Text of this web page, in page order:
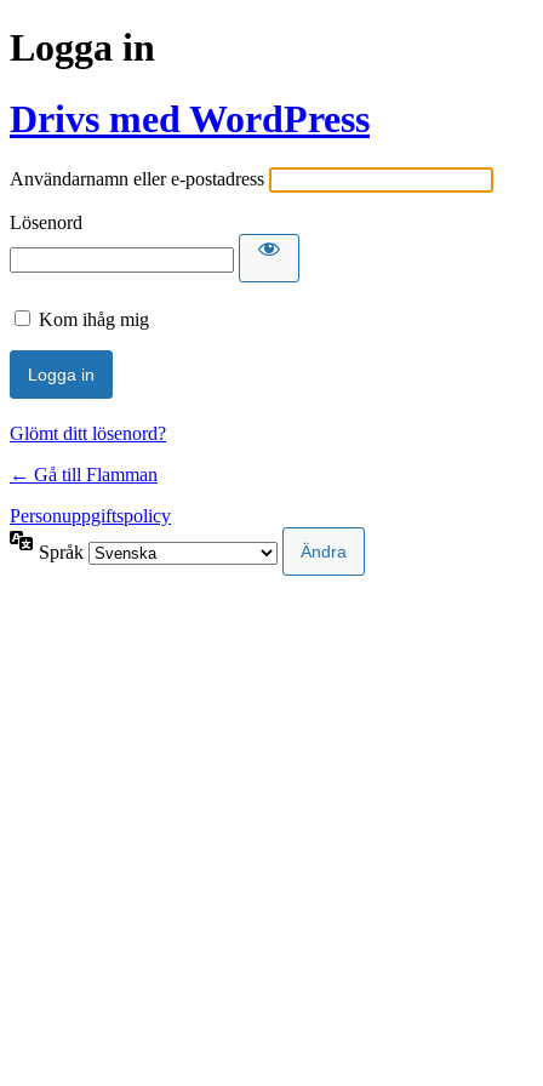
Logga in
Drivs med WordPress
Användarnamn eller e-postadress
Lösenord
Kom ihåg mig
Glömt ditt lösenord?
← Gå till Flamman
Personuppgiftspolicy
Språk